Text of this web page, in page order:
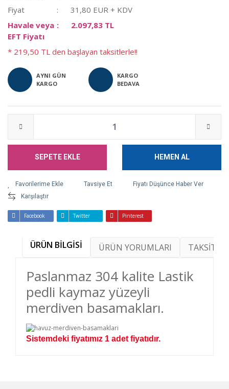
Fiyat
31,80 EUR + KDV
Havale veya
EFT Fiyatı
2.097,83 TL
* 219,50 TL den başlayan taksitlerle!!
AYNI GÜN
KARGO
KARGO
BEDAVA
SEPETE EKLE HEMEN AL
Tavsiye Et
Fiyatı Düşünce Haber Ver
Karşılaştır
Facebook Twitter Pinterest
ÜRÜN BİLGİSİ ÜRÜN YORUMLARI TAKSİT
Paslanmaz 304 kalite Lastik
pedli kaymaz yüzeyli
merdiven basamakları.
Sistemdeki fiyatımız 1 adet fiyatıdır.